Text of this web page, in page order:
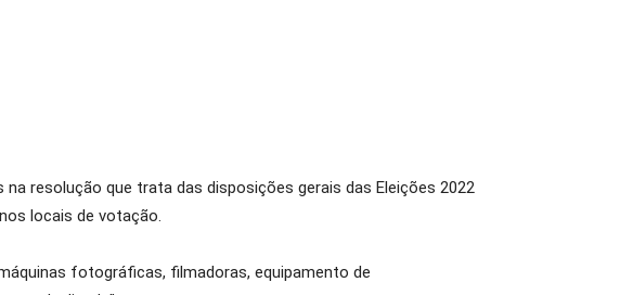
resolução que trata das disposições gerais das Eleições 2022
locais de votação.
fotográficas, filmadoras, equipamento de